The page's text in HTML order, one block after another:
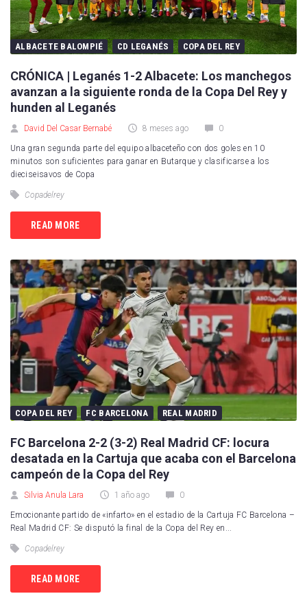
ALBACETE BALOMPIÉ CD LEGANÉS COPA DEL REY
CRÓNICA | Leganés 1-2 Albacete: Los manchegos
avanzan a la siguiente ronda de la Copa Del Rey y
hunden al Leganés
David Del Casar Bernabé 8 meses ago 0
Una gran segunda parte del equipo albaceteño con dos goles en 10
minutos son suficientes para ganar en Butarque y clasificarse a los
dieciseisavos de Copa
Copadelrey
READ MORE
COPA DEL REY FC BARCELONA REAL MADRID
FC Barcelona 2-2 (3-2) Real Madrid CF: locura
desatada en la Cartuja que acaba con el Barcelona
campeón de la Copa del Rey
Silvia Anula Lara 1 año ago 0
Emocionante partido de «infarto» en el estadio de la Cartuja FC Barcelona –
Real Madrid CF: Se disputó la final de la Copa del Rey en...
Copadelrey
READ MORE